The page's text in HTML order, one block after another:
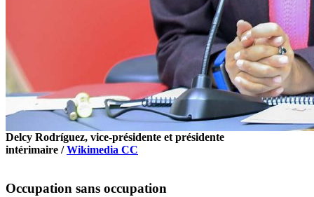
Delcy Rodríguez, vice-présidente et présidente
intérimaire /Wikimedia CC
Occupation sans occupation